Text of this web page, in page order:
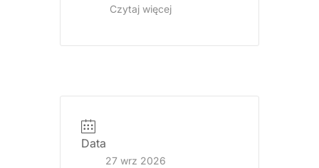
Czytaj więcej
Data
27 wrz 2026
promująca
rekonstrukcji